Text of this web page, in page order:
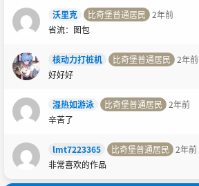
沃里克 比奇堡普通居民 2年前
省流：图包
核动力打桩机 比奇堡普通居民 2年前
好好好
湿热如游泳 比奇堡普通居民 2年前
辛苦了
lmt7223365 比奇堡普通居民 2年前
非常喜欢的作品